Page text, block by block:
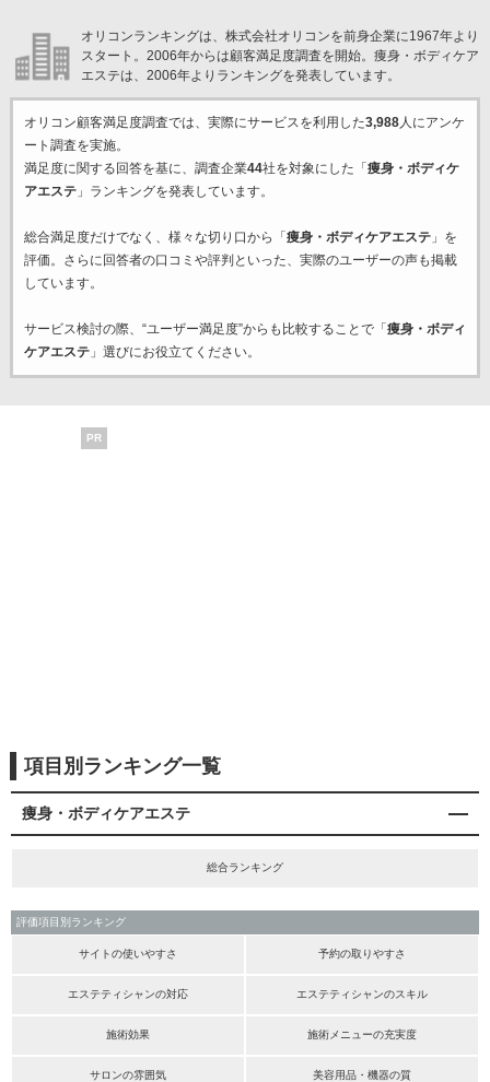
オリコンランキングは、株式会社オリコンを前身企業に1967年より
スタート。2006年からは顧客満足度調査を開始。痩身・ボディケア
エステは、2006年よりランキングを発表しています。
オリコン顧客満足度調査では、実際にサービスを利用した3,988人にアンケ
ート調査を実施。
満足度に関する回答を基に、調査企業44社を対象にした「 痩身・ボディケ
アエステ」ランキングを発表しています。
総合満足度だけでなく、様々な切り口から「 痩身・ボディケアエステ」を
評価。さらに回答者の口コミや評判といった、実際のユーザーの声も掲載
しています。
サービス検討の際、“ユーザー満足度”からも比較することで「 痩身・ボディ
ケアエステ」選びにお役立てください。
PR
項目別ランキング一覧
痩身・ボディケアエステ
総合ランキング
評価項目別ランキング
サイトの使いやすさ 予約の取りやすさ
エステティシャンの対応 エステティシャンのスキル
施術効果 施術メニューの充実度
サロンの雰囲気 美容用品・機器の質